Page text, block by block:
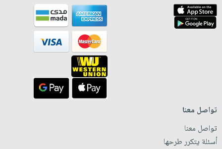
تواصل معنا
تواصل معنا
أسئلة يتكرر طرحها